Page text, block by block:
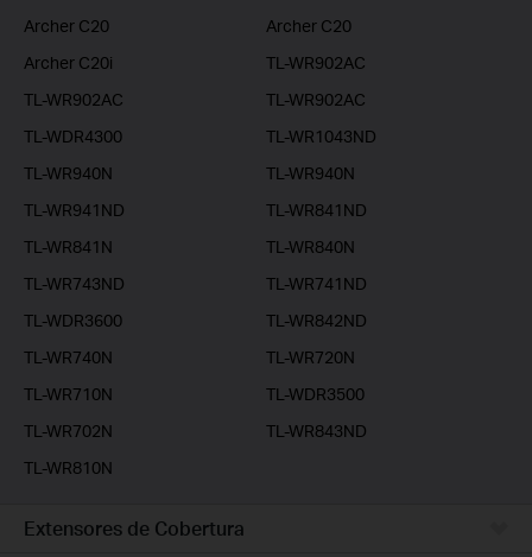
Archer C20
Archer C20
Archer C20i
TL-WR902AC
TL-WR902AC
TL-WR902AC
TL-WDR4300
TL-WR1043ND
TL-WR940N
TL-WR940N
TL-WR941ND
TL-WR841ND
TL-WR841N
TL-WR840N
TL-WR743ND
TL-WR741ND
TL-WDR3600
TL-WR842ND
TL-WR740N
TL-WR720N
TL-WR710N
TL-WDR3500
TL-WR702N
TL-WR843ND
TL-WR810N
Extensores de Cobertura